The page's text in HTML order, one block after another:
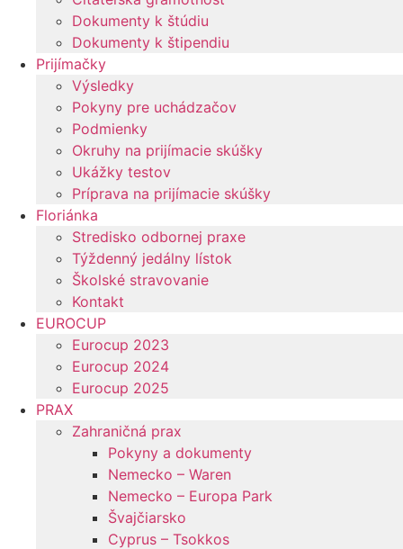
Dokumenty k štúdiu
Dokumenty k štipendiu
Prijímačky
Výsledky
Pokyny pre uchádzačov
Podmienky
Okruhy na prijímacie skúšky
Ukážky testov
Príprava na prijímacie skúšky
Floriánka
Stredisko odbornej praxe
Týždenný jedálny lístok
Školské stravovanie
Kontakt
EUROCUP
Eurocup 2023
Eurocup 2024
Eurocup 2025
PRAX
Zahraničná prax
Pokyny a dokumenty
Nemecko – Waren
Nemecko – Europa Park
Švajčiarsko
Cyprus – Tsokkos